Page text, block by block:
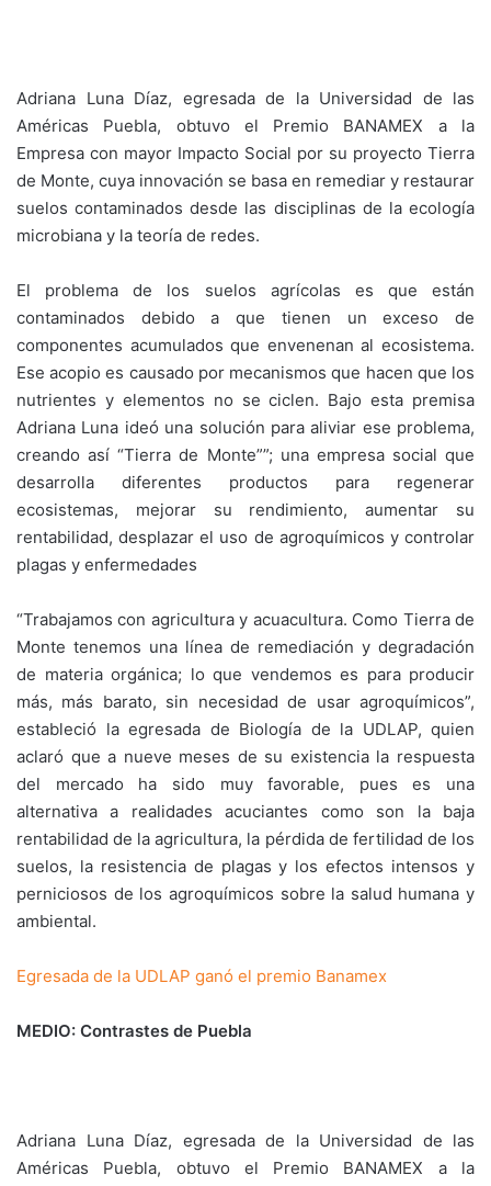
Adriana Luna Díaz, egresada de la Universidad de las
Américas Puebla, obtuvo el Premio BANAMEX a la
Empresa con mayor Impacto Social por su proyecto Tierra
de Monte, cuya innovación se basa en remediar y restaurar
suelos contaminados desde las disciplinas de la ecología
microbiana y la teoría de redes.
El problema de los suelos agrícolas es que están
contaminados debido a que tienen un exceso de
componentes acumulados que envenenan al ecosistema.
Ese acopio es causado por mecanismos que hacen que los
nutrientes y elementos no se ciclen. Bajo esta premisa
Adriana Luna ideó una solución para aliviar ese problema,
creando así “Tierra de Monte””; una empresa social que
desarrolla diferentes productos para regenerar
ecosistemas, mejorar su rendimiento, aumentar su
rentabilidad, desplazar el uso de agroquímicos y controlar
plagas y enfermedades
“Trabajamos con agricultura y acuacultura. Como Tierra de
Monte tenemos una línea de remediación y degradación
de materia orgánica; lo que vendemos es para producir
más, más barato, sin necesidad de usar agroquímicos”,
estableció la egresada de Biología de la UDLAP, quien
aclaró que a nueve meses de su existencia la respuesta
del mercado ha sido muy favorable, pues es una
alternativa a realidades acuciantes como son la baja
rentabilidad de la agricultura, la pérdida de fertilidad de los
suelos, la resistencia de plagas y los efectos intensos y
perniciosos de los agroquímicos sobre la salud humana y
ambiental.
Egresada de la UDLAP ganó el premio Banamex
MEDIO: Contrastes de Puebla
Adriana Luna Díaz, egresada de la Universidad de las
Américas Puebla, obtuvo el Premio BANAMEX a la